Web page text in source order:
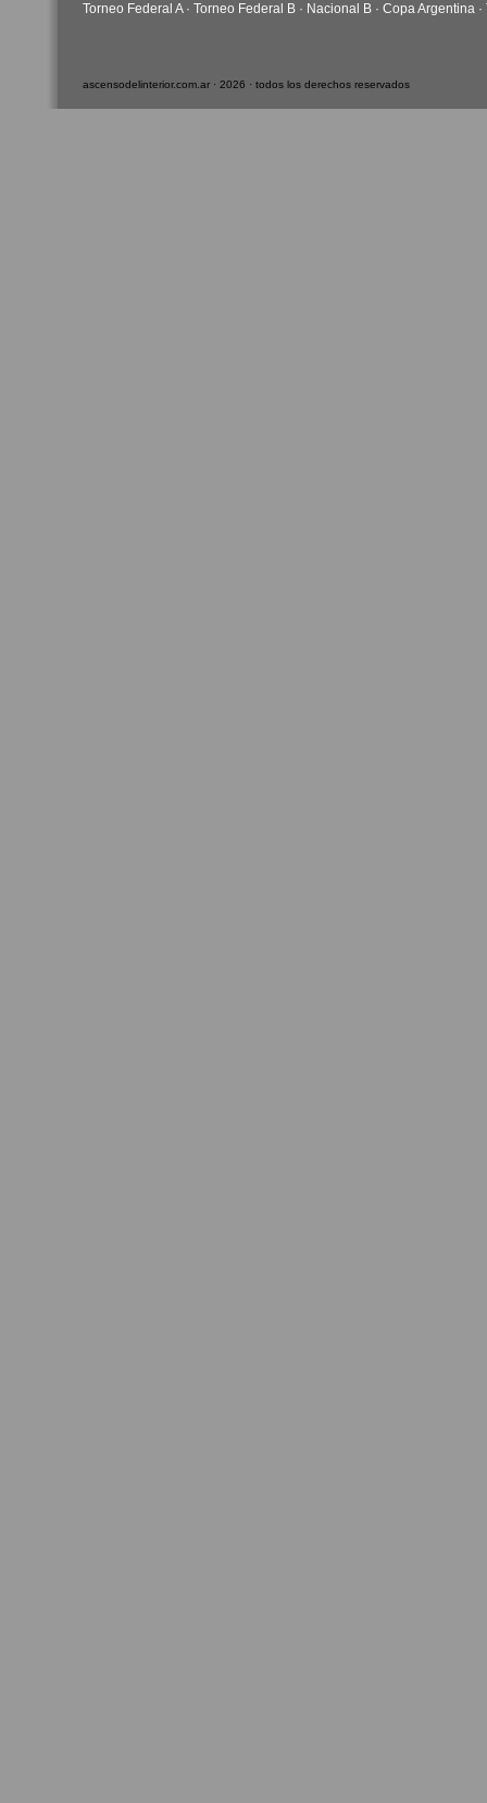
Torneo Federal A· Torneo Federal B · Nacional B · Copa Argentina ·
ascensodelinterior.com.ar · 2026 · todos los derechos reservados